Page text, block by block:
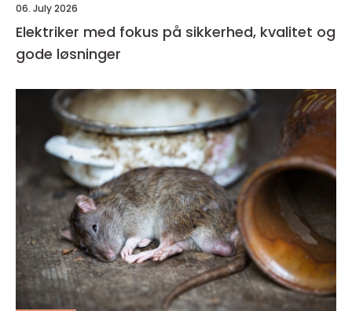
06. July 2026
Elektriker med fokus på sikkerhed, kvalitet og
gode løsninger